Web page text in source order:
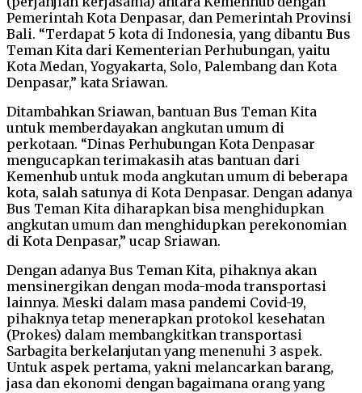
Pemerintah Kota Denpasar, dan Pemerintah Provinsi
Bali. “Terdapat 5 kota di Indonesia, yang dibantu Bus
Teman Kita dari Kementerian Perhubungan, yaitu
Kota Medan, Yogyakarta, Solo, Palembang dan Kota
Denpasar,” kata Sriawan.
Ditambahkan Sriawan, bantuan Bus Teman Kita
untuk memberdayakan angkutan umum di
perkotaan. “Dinas Perhubungan Kota Denpasar
mengucapkan terimakasih atas bantuan dari
Kemenhub untuk moda angkutan umum di beberapa
kota, salah satunya di Kota Denpasar. Dengan adanya
Bus Teman Kita diharapkan bisa menghidupkan
angkutan umum dan menghidupkan perekonomian
di Kota Denpasar,” ucap Sriawan.
Dengan adanya Bus Teman Kita, pihaknya akan
mensinergikan dengan moda-moda transportasi
lainnya. Meski dalam masa pandemi Covid-19,
pihaknya tetap menerapkan protokol kesehatan
(Prokes) dalam membangkitkan transportasi
Sarbagita berkelanjutan yang menenuhi 3 aspek.
Untuk aspek pertama, yakni melancarkan barang,
jasa dan ekonomi dengan bagaimana orang yang